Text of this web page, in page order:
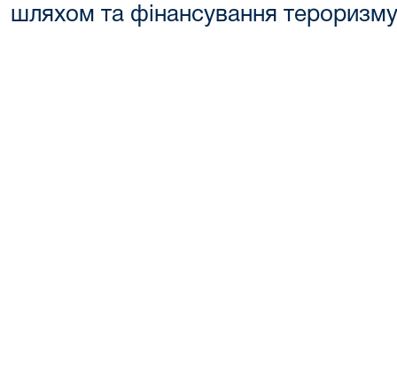
шляхом та фінансування тероризму